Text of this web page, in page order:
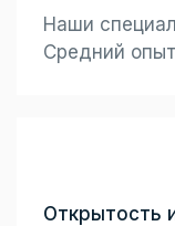
Наши
Средний
Открытость